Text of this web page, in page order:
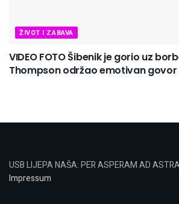
ŽIVOT I ZABAVA
VIDEO FOTO Šibenik je gorio uz
Thompson održao emotivan govor
USB LIJEPA NAŠA: PER ASPERAM AD
Impressum